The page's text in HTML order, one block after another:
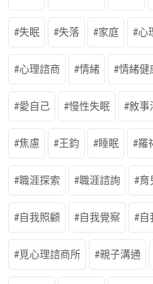
失眠 失落 家庭 心
心理諮商 情緒 情緒健
愛自己 慢性失眠 敘事
焦慮 王鈞 睡眠 羅
職涯探索 職涯諮詢 育
自我照顧 自我覺察 自
覓心理諮商所 親子溝通